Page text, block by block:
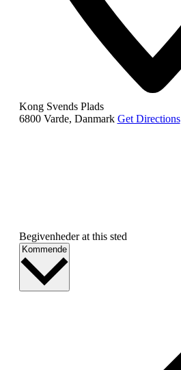
Kong Svends Plads
6800 Varde, Danmark Get Directions
Begivenheder at this sted
Kommende Vælg